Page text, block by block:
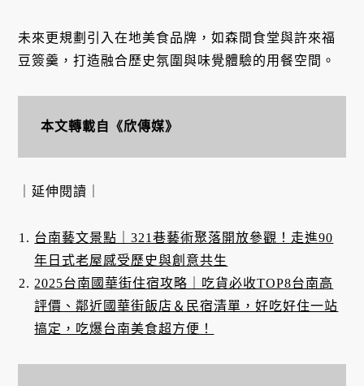
未來更規劃引入在地美食品牌，如森間食堂與許來福
豆簽羹，打造融合歷史氛圍與味覺體驗的用餐空間。
本文轉載自《欣傳媒》
｜延伸閱讀｜
台南藝文景點｜321巷藝術聚落開放參觀！走進90
年日式老屋感受歷史與創意共生
2025台南國華街住宿攻略｜吃貨必收TOP8台南高
評價、鄰近國華街飯店＆民宿清單，好吃好住一站
搞定，吃爆台南美食超方便！